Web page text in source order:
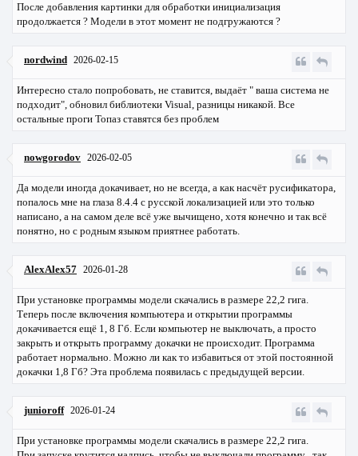
После добавления картинки для обработки инициализация
продолжается ? Модели в этот момент не подгружаются ?
nordwind 2026-02-15
Интересно стало попробовать, не ставится, выдаёт " ваша система не
подходит", обновил библиотеки Visual, разницы никакой. Все
остальные проги Топаз ставятся без проблем
nowgorodov 2026-02-05
Да модели иногда докачивает, но не всегда, а как насчёт русификатора,
попалось мне на глаза 8.4.4 с русской локализацией или это только
написано, а на самом деле всё уже вычищено, хотя конечно и так всё
понятно, но с родным языком приятнее работать.
AlexAlex57 2026-01-28
При установке программы модели скачались в размере 22,2 гига.
Теперь после включения компьютера и открытии программы
докачивается ещё 1, 8 Гб. Если компьютер не выключать, а просто
закрыть и открыть программу докачки не происходит. Программа
работает нормально. Можно ли как то избавиться от этой постоянной
докачки 1,8 Гб? Эта проблема появилась с предыдущей версии.
junioroff 2026-01-24
При установке программы модели скачались в размере 22,2 гига.